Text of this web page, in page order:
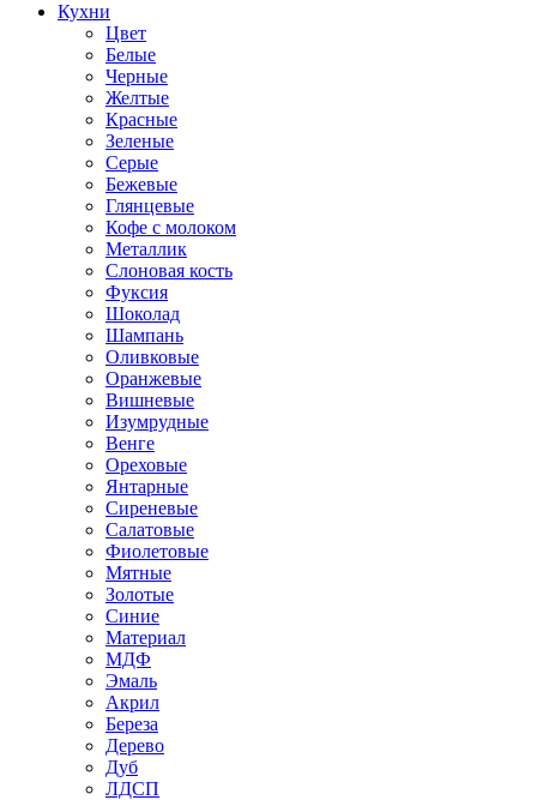
Кухни
Цвет
Белые
Черные
Желтые
Красные
Зеленые
Серые
Бежевые
Глянцевые
Кофе с молоком
Металлик
Слоновая кость
Фуксия
Шоколад
Шампань
Оливковые
Оранжевые
Вишневые
Изумрудные
Венге
Ореховые
Янтарные
Сиреневые
Салатовые
Фиолетовые
Мятные
Золотые
Синие
Материал
МДФ
Эмаль
Акрил
Береза
Дерево
Дуб
ЛДСП